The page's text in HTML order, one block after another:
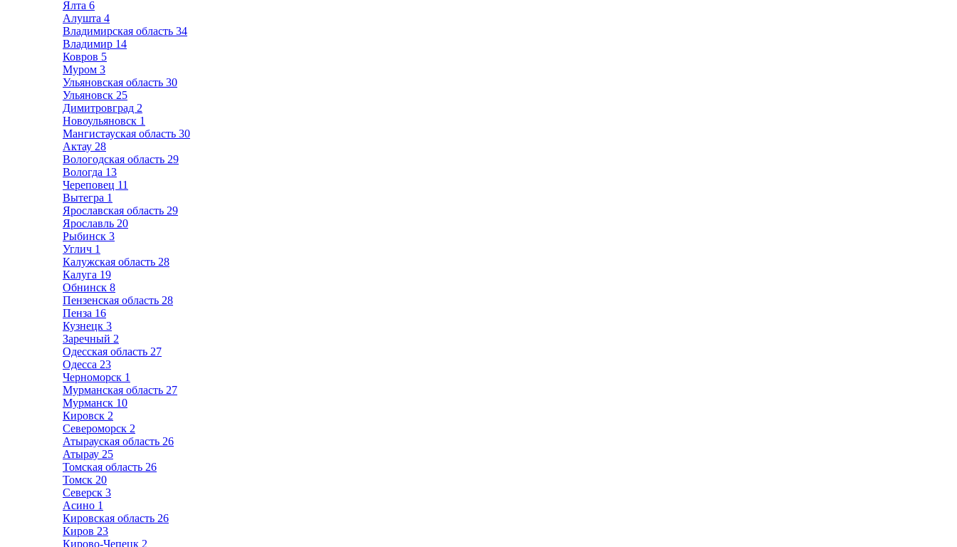
Ялта 6
Алушта 4
Владимирская область 34
Владимир 14
Ковров 5
Муром 3
Ульяновская область 30
Ульяновск 25
Димитровград 2
Новоульяновск 1
Мангистауская область 30
Актау 28
Вологодская область 29
Вологда 13
Череповец 11
Вытегра 1
Ярославская область 29
Ярославль 20
Рыбинск 3
Углич 1
Калужская область 28
Калуга 19
Обнинск 8
Пензенская область 28
Пенза 16
Кузнецк 3
Заречный 2
Одесская область 27
Одесса 23
Черноморск 1
Мурманская область 27
Мурманск 10
Кировск 2
Североморск 2
Атырауская область 26
Атырау 25
Томская область 26
Томск 20
Северск 3
Асино 1
Кировская область 26
Киров 23
Кирово-Чепецк 2